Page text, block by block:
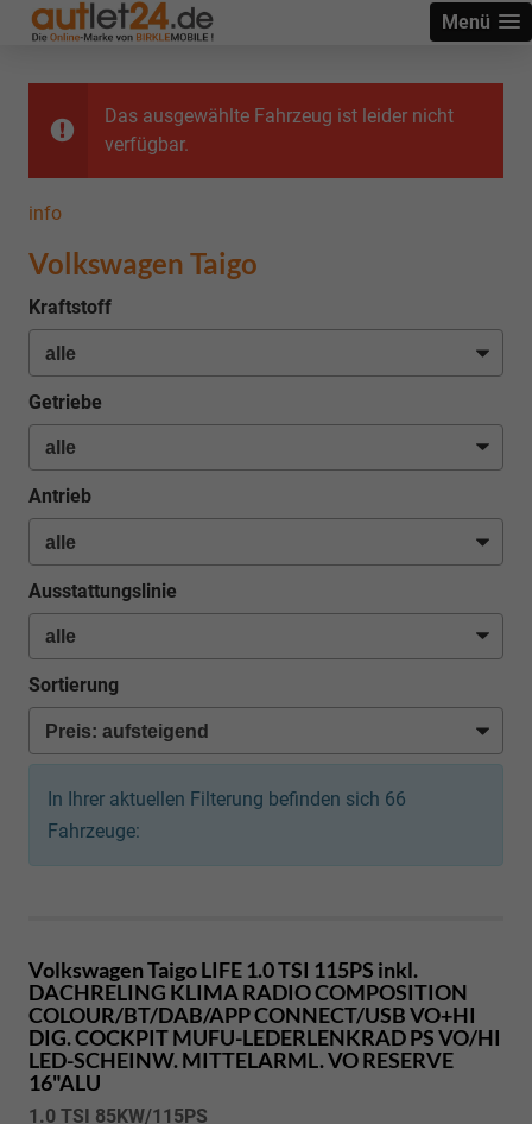
Menü
Das ausgewählte Fahrzeug ist leider nicht
verfügbar.
info
Volkswagen Taigo
Kraftstoff
Getriebe
Antrieb
Ausstattungslinie
Sortierung
In Ihrer aktuellen Filterung befinden sich 66
Fahrzeuge:
Volkswagen TaigoLIFE 1.0 TSI 115PS inkl.
DACHRELING KLIMA RADIO COMPOSITION
COLOUR/BT/DAB/APP CONNECT/USB VO+HI
DIG. COCKPIT MUFU-LEDERLENKRAD PS VO/HI
LED-SCHEINW. MITTELARML. VO RESERVE
16"ALU
1.0 TSI 85KW/115PS